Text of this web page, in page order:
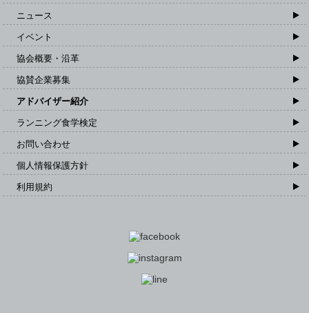
ニュース
イベント
協会概要・沿革
協賛企業募集
アドバイザー紹介
ランニング食学検定
お問い合わせ
個人情報保護方針
利用規約